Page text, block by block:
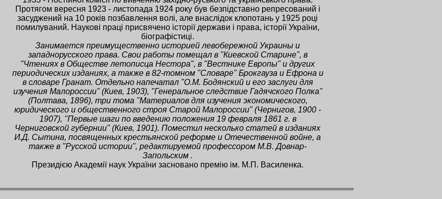
Протягом вересня 1923 - листопада 1924 року був безпідставно репресований і
засуджений на 10 років позбавлення волі, але внаслідок клопотань у 1925 році
помилуваний. Наукові праці присвячено історії держави і права, історії України,
біографістиці.
Занимается преимущественно историей левобережной Украины и
западнорусского права. Свои работы помещал в "Киевской Старине", в
"Чтениях в Обществе летописца Нестора", в "Вестнике Европы" и других
периодических изданиях, а также в 82-томном "Словаре" Брокгауза и Ефрона и
в словаре Гранат. Отдельно напечатал "О.М. Бодянский и его заслуги для
изучения Малороссии" (Киев, 1903), "Генеральное следствие Гадячского Полка"
(Полтава, 1896), три тома "Материалов для изучения экономического,
юридического и общественного строя Старой Малороссии" (Чернигов, 1900 -
1907), "Первые шаги по введению положения 19 февраля 1861 г. в
Черниговской губернии" (Киев, 1901). Поместил несколько статей в изданиях
И.Д. Сытина, посвященных крестьянской реформе и Отечественной войне, а
также в "Русской истории", редактируемой профессором М.В. Довнар-
Запольским .
Президією Академії наук України засновано премію ім. М.П. Василенка.